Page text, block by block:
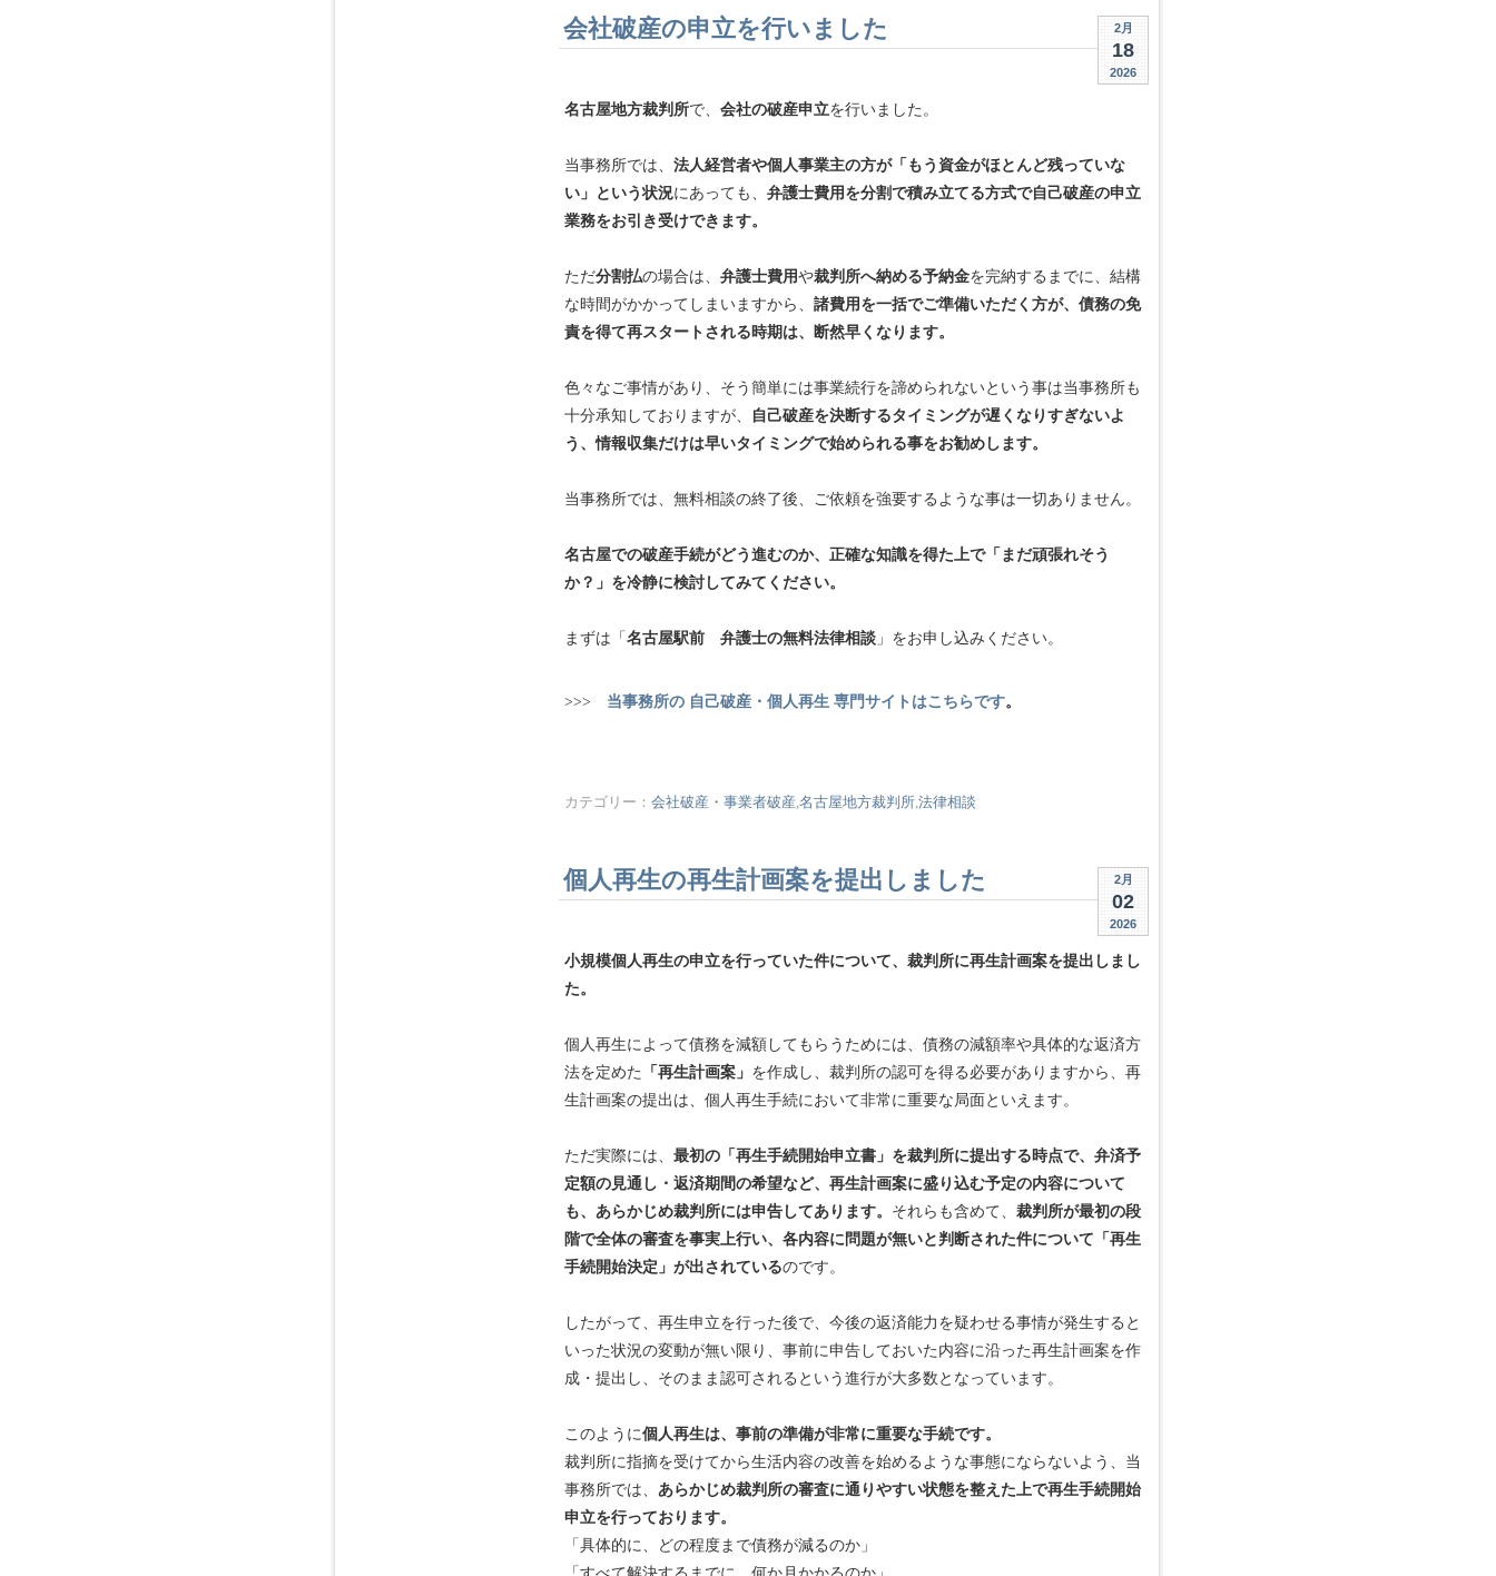
2月
18
2026
会社破産の申立を行いました
名古屋地方裁判所で、 会社の破産申立を行いました。
当事務所では、 法人経営者や個人事業主の方が「もう資金がほとんど残っていな
い」という状況にあっても、 弁護士費用を分割で積み立てる方式で自己破産の申立
業務をお引き受けできます。
ただ分割払の場合は、 弁護士費用や裁判所へ納める予納金を完納するまでに、結構
な時間がかかってしまいますから、 諸費用を一括でご準備いただく方が、債務の免
責を得て再スタートされる時期は、断然早くなります。
色々なご事情があり、そう簡単には事業続行を諦められないという事は当事務所も
十分承知しておりますが、
自己破産を決断するタイミングが遅くなりすぎないよ
う、情報収集だけは早いタイミングで始められる事をお勧めします。
当事務所では、無料相談の終了後、ご依頼を強要するような事は一切ありません。
名古屋での破産手続がどう進むのか、正確な知識を得た上で「まだ頑張れそう
か？」を冷静に検討してみてください。
まずは「 名古屋駅前 弁護士の無料法律相談 」をお申し込みください。
>>> 当事務所の 自己破産・個人再生 専門サイトはこちらです。
カテゴリー： 会社破産・事業者破産,名古屋地方裁判所,法律相談
2月
02
2026
個人再生の再生計画案を提出しました
小規模個人再生の申立を行っていた件について、裁判所に再生計画案を提出しまし
た。
個人再生によって債務を減額してもらうためには、債務の減額率や具体的な返済方
法を定めた
「再生計画案」 を作成し、裁判所の認可を得る必要がありますから、再
生計画案の提出は、個人再生手続において非常に重要な局面といえます。
ただ実際には、 最初の「再生手続開始申立書」を裁判所に提出する時点で、弁済予
定額の見通し・返済期間の希望など、再生計画案に盛り込む予定の内容について
も、あらかじめ裁判所には申告してあります。 それらも含めて、 裁判所が最初の段
階で全体の審査を事実上行い、各内容に問題が無いと判断された件について「再生
手続開始決定」が出されているのです。
したがって、再生申立を行った後で、今後の返済能力を疑わせる事情が発生すると
いった状況の変動が無い限り、事前に申告しておいた内容に沿った再生計画案を作
成・提出し、そのまま認可されるという進行が大多数となっています。
このように個人再生は、事前の準備が非常に重要な手続です。
裁判所に指摘を受けてから生活内容の改善を始めるような事態にならないよう、当
事務所では、 あらかじめ裁判所の審査に通りやすい状態を整えた上で再生手続開始
申立を行っております。
「具体的に、どの程度まで債務が減るのか」